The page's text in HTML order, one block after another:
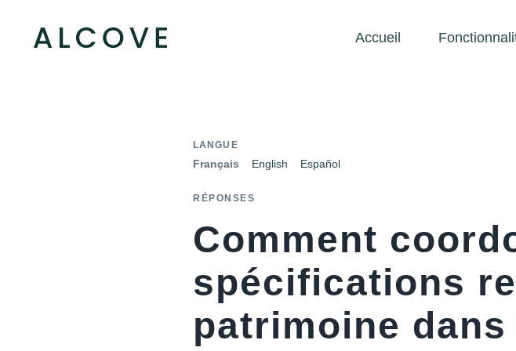
Accueil
LANGUE
Français English Español
RÉPONSES
Comment
spécifications
patrimoine